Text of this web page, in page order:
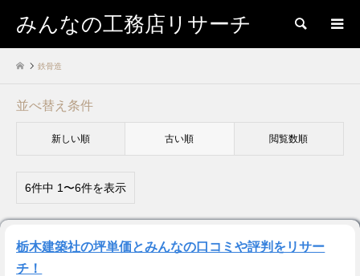
みんなの工務店リサーチ 検索
鉄骨造
並べ替え条件
新しい順 古い順 閲覧数順
6件中 1〜6件を表示
栃木建築社の坪単価とみんなの口コミや評判をリサー
チ！